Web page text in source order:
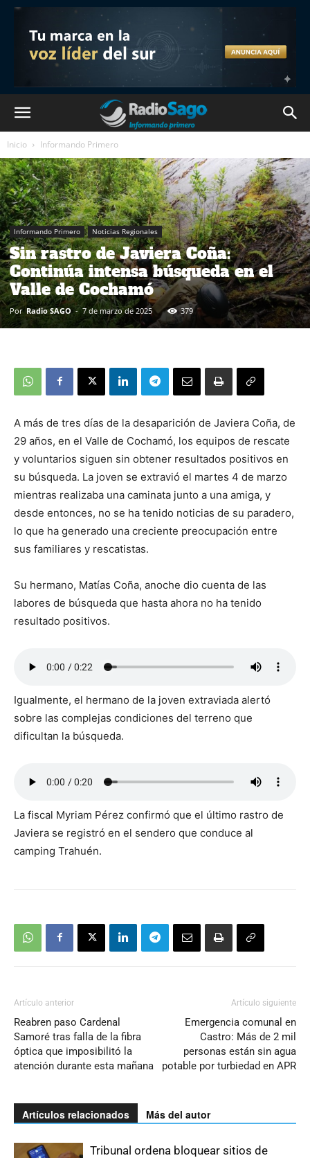
Inicio Informando Primero
Informando Primero Noticias Regionales
Sin rastro de Javiera Coña:
Continúa intensa búsqueda en el
Valle de Cochamó
Por Radio SAGO - 7 de marzo de 2025 379
A más de tres días de la desaparición de Javiera Coña, de
29 años, en el Valle de Cochamó, los equipos de rescate
y voluntarios siguen sin obtener resultados positivos en
su búsqueda. La joven se extravió el martes 4 de marzo
mientras realizaba una caminata junto a una amiga, y
desde entonces, no se ha tenido noticias de su paradero,
lo que ha generado una creciente preocupación entre
sus familiares y rescatistas.
Su hermano, Matías Coña, anoche dio cuenta de las
labores de búsqueda que hasta ahora no ha tenido
resultado positivos.
Igualmente, el hermano de la joven extraviada alertó
sobre las complejas condiciones del terreno que
dificultan la búsqueda.
La fiscal Myriam Pérez confirmó que el último rastro de
Javiera se registró en el sendero que conduce al
camping Trahuén.
Artículo anterior
Reabren paso Cardenal
Samoré tras falla de la fibra
óptica que imposibilitó la
atención durante esta mañana
Artículo siguiente
Emergencia comunal en
Castro: Más de 2 mil
personas están sin agua
potable por turbiedad en APR
Artículos relacionados Más del autor
Tribunal ordena bloquear sitios de